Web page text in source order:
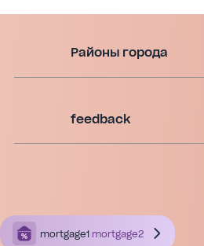
Районы города
feedback
mortgage1 mortgage2